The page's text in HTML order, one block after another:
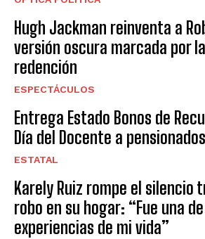
Hugh Jackman reinventa a
versión oscura marcada por
redención
ESPECTÁCULOS
Entrega Estado Bonos de
Día del Docente a
ESTATAL
Karely Ruiz rompe el silencio
robo en su hogar: “Fue una
experiencias de mi vida”